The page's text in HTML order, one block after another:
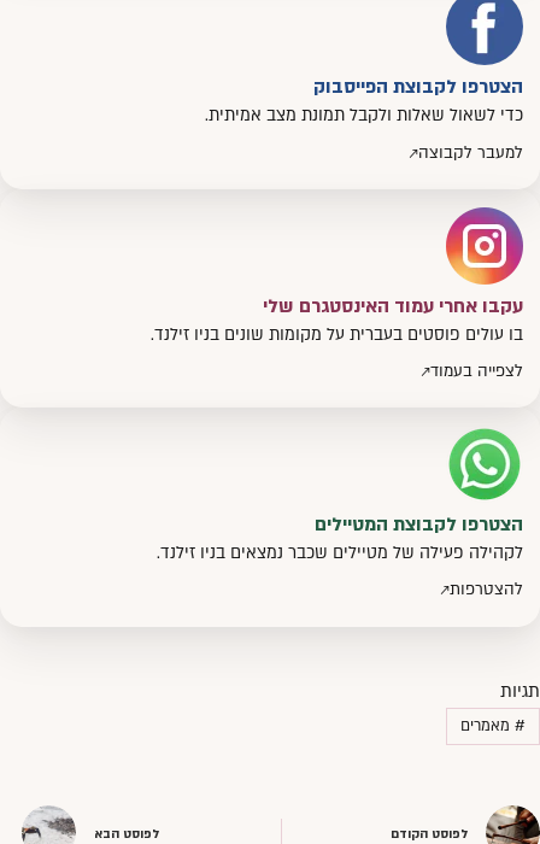
הצטרפו לקבוצת הפייסבוק
כדי לשאול שאלות ולקבל תמונת מצב אמיתית.
למעבר לקבוצה
עקבו אחרי עמוד האינסטגרם שלי
בו עולים פוסטים בעברית על מקומות שונים בניו זילנד.
לצפייה בעמוד
הצטרפו לקבוצת המטיילים
לקהילה פעילה של מטיילים שכבר נמצאים בניו זילנד.
להצטרפות
תגיות
#מאמרים
לפוסט הקודם לפוסט הבא